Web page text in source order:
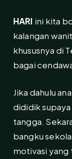
HARI ini kita
kalangan
khususnya di
bagai
Jika dahulu
dididik supaya
tangga.
bangku
motivasi